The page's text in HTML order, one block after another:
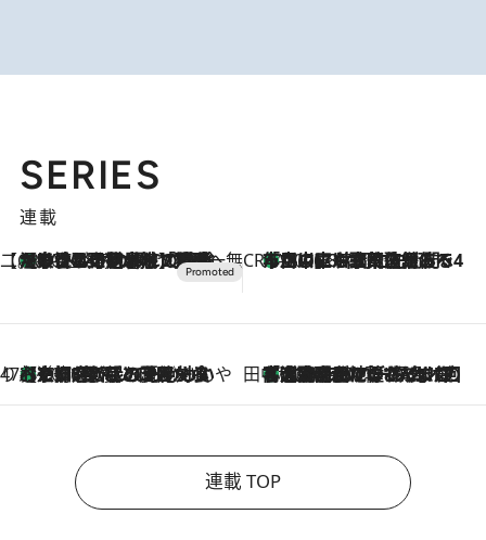
SERIES
連載
【CREA×星野リゾート】唯一無二。癒しと発見が待つ場所へ
2026.8.7
【トンボの足水浴】ヒノキの香りに包まれて涼感マックス！約13℃の湧水かけ流しを避暑地「星野温泉 トンボの湯」で体験 CREA'S CHOICE
2026.8.7
「立川にも歌舞伎があるんだよ」 片岡仁左衛門・市川中車ら豪華座組みで4年目の立川立飛歌舞伎へ
47都道府県の手みやげ ひんやりスイーツで夏を満喫
2026.8.7
【京都府】この夏絶対食べたい 冷やしておいしいおやつ3選 ひと口目から心を掴む新緑のテリーヌ 田中稲の勝手に再ブーム
2026.8.7
「湘南乃風に憧れて」観客大盛上がりの“タオル回し”に、ラッパー顔負けの高速歌唱まで…さだまさし（74）のアグレッシブすぎる現在地
連載 TOP